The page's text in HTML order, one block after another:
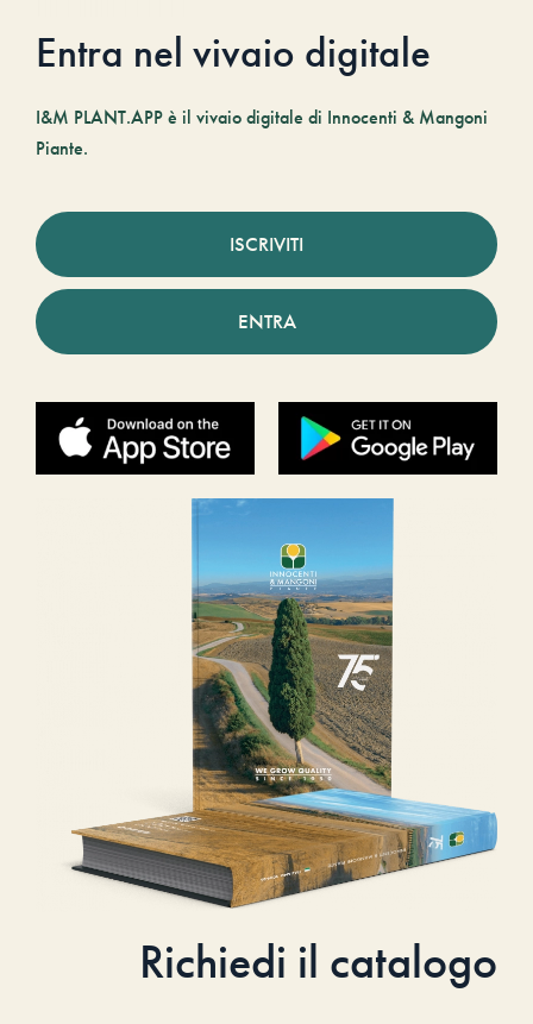
Entra nel vivaio digitale
I&M PLANT.APP è il vivaio digitale di Innocenti & Mangoni
Piante.
ISCRIVITI
ENTRA
Richiedi il catalogo